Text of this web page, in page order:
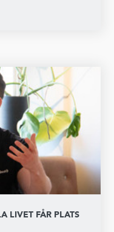
LIVET FÅR PLATS